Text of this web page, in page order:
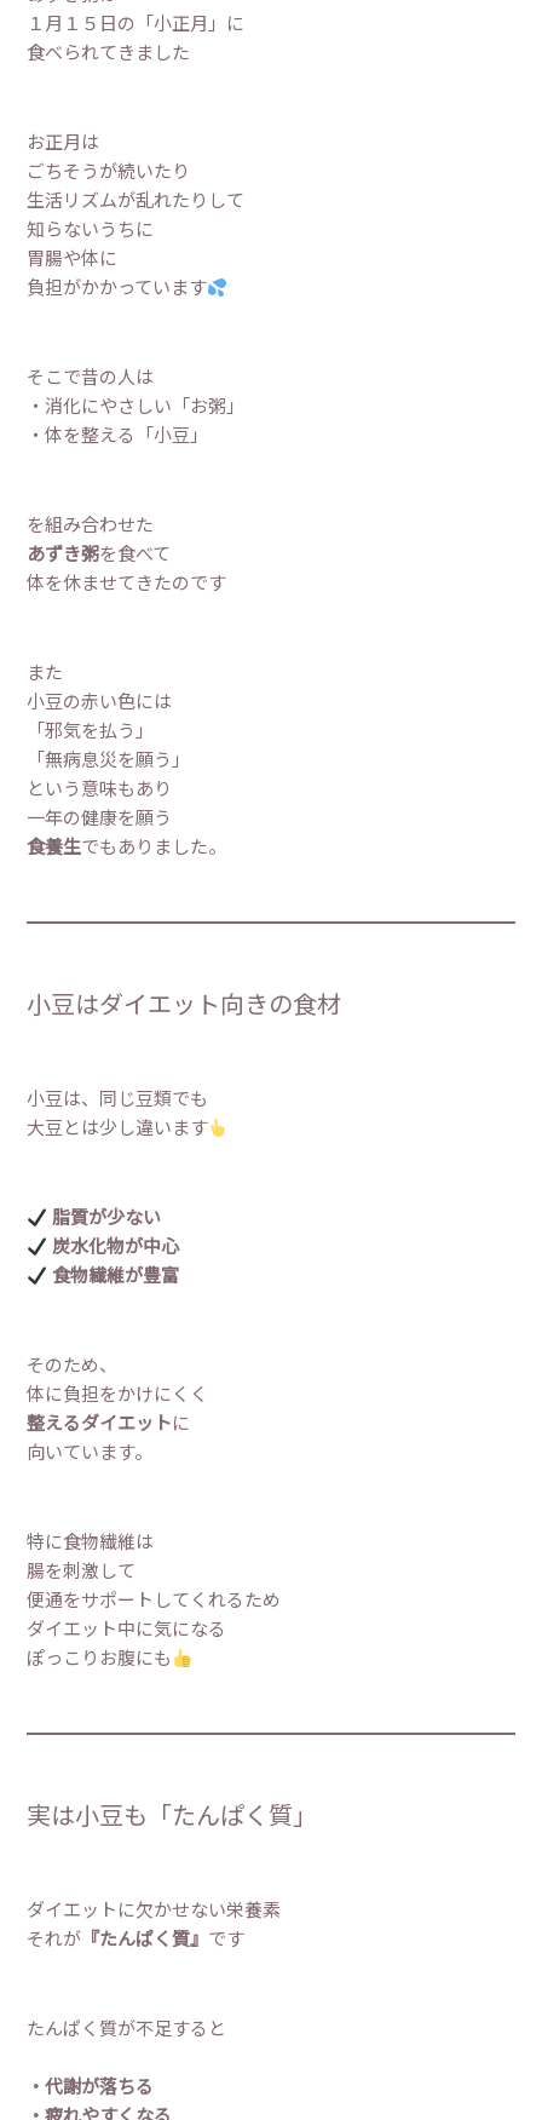
１月１５日の「小正月」に
食べられてきました
お正月は
ごちそうが続いたり
生活リズムが乱れたりして
知らないうちに
胃腸や体に
負担がかかっています
そこで昔の人は
・消化にやさしい「お粥」
・体を整える「小豆」
を組み合わせた
あずき粥を食べて
体を休ませてきたのです
また
小豆の赤い色には
「邪気を払う」
「無病息災を願う」
という意味もあり
一年の健康を願う
食養生でもありました。
小豆はダイエット向きの食材
小豆は、同じ豆類でも
大豆とは少し違います
脂質が少ない
炭水化物が中心
食物繊維が豊富
そのため、
体に負担をかけにくく
整えるダイエットに
向いています。
特に食物繊維は
腸を刺激して
便通をサポートしてくれるため
ダイエット中に気になる
ぽっこりお腹にも
実は小豆も「たんぱく質」
ダイエットに欠かせない栄養素
それが 『たんぱく質』 です
たんぱく質が不足すると
・代謝が落ちる